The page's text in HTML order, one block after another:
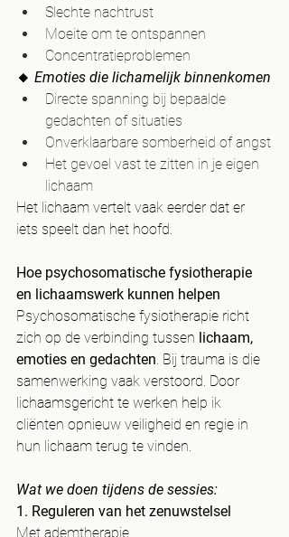
Slechte nachtrust
Moeite om te ontspannen
Concentratieproblemen
🔸 Emoties die lichamelijk binnenkomen
Directe spanning bij bepaalde
gedachten of situaties
Onverklaarbare somberheid of angst
Het gevoel vast te zitten in je eigen
lichaam
Het lichaam vertelt vaak eerder dat er
iets speelt dan het hoofd.
Hoe psychosomatische fysiotherapie
en lichaamswerk kunnen helpen
Psychosomatische fysiotherapie richt
zich op de verbinding tussen lichaam,
emoties en gedachten. Bij trauma is die
samenwerking vaak verstoord. Door
lichaamsgericht te werken help ik
cliënten opnieuw veiligheid en regie in
hun lichaam terug te vinden.
Wat we doen tijdens de sessies:
1. Reguleren van het zenuwstelsel
Met ademtherapie,